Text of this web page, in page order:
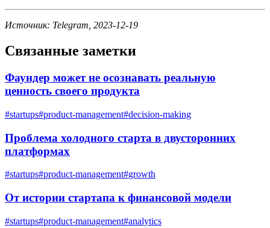
Источник: Telegram, 2023-12-19
Связанные заметки
Фаундер может не осознавать реальную
ценность своего продукта
#startups#product-management#decision-making
Проблема холодного старта в двусторонних
платформах
#startups#product-management#growth
От истории стартапа к финансовой модели
#startups#product-management#analytics